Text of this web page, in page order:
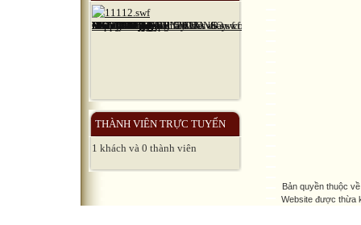
THÀNH VIÊN TRỰC TUYẾN
1 khách và 0 thành viên
Bản quyền thuộc
Website được thừa